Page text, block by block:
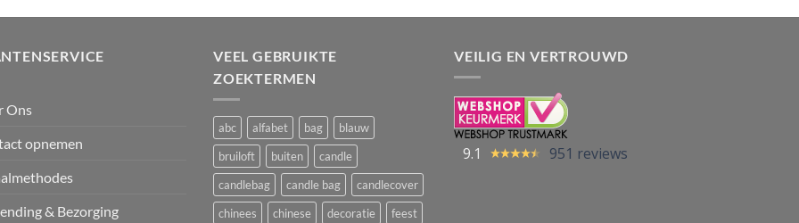
Ons
opnemen
& Bezorging
VEEL GEBRUIKTE
ZOEKTERMEN
abc alfabet bag
blauw
bruiloft
buiten
candle
candlebag
candle bag
candlecover
chinees
chinese decoratie
feest
VEILIG EN VERTROUWD
9.1 951 reviews